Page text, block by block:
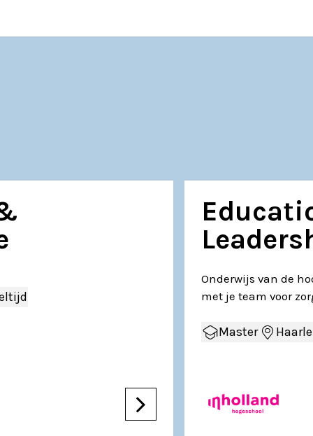
Onderwijs van de
met je team voor
Master